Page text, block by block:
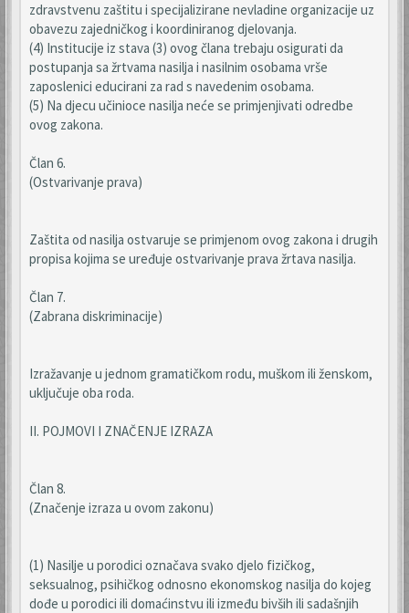
zdravstvenu zaštitu i specijalizirane nevladine organizacije uz
obavezu zajedničkog i koordiniranog djelovanja.
(4) Institucije iz stava (3) ovog člana trebaju osigurati da
postupanja sa žrtvama nasilja i nasilnim osobama vrše
zaposlenici educirani za rad s navedenim osobama.
(5) Na djecu učinioce nasilja neće se primjenjivati odredbe
ovog zakona.
Član 6.
(Ostvarivanje prava)
Zaštita od nasilja ostvaruje se primjenom ovog zakona i drugih
propisa kojima se uređuje ostvarivanje prava žrtava nasilja.
Član 7.
(Zabrana diskriminacije)
Izražavanje u jednom gramatičkom rodu, muškom ili ženskom,
uključuje oba roda.
II. POJMOVI I ZNAČENJE IZRAZA
Član 8.
(Značenje izraza u ovom zakonu)
(1) Nasilje u porodici označava svako djelo fizičkog,
seksualnog, psihičkog odnosno ekonomskog nasilja do kojeg
dođe u porodici ili domaćinstvu ili između bivših ili sadašnjih